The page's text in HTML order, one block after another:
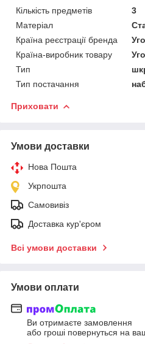
Кількість предметів
3
Матеріал
Країна реєстрації бренда
Країна-виробник товару
Тип
Тип постачання
Приховати
Умови доставки
Нова Пошта
Укрпошта
Самовивіз
Доставка кур'єром
Всі умови доставки
Умови оплати
Ви отримаєте замовлення
або гроші повернуться на